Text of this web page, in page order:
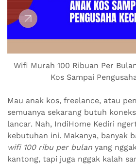
Wifi Murah 100 Ribuan Per
Kos Sampai
Mau anak kos, freelance, atau
semuanya sekarang butuh
lancar. Nah, IndiHome Kediri
kebutuhan ini. Makanya, banyak
wifi 100 ribu per bulan yang
kantong, tapi juga nggak kalah